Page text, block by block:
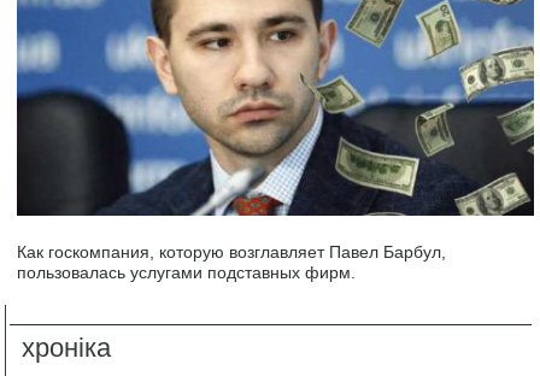
Как госкомпания, которую возглавляет Павел Барбул,
пользовалась услугами подставных фирм.
хроніка